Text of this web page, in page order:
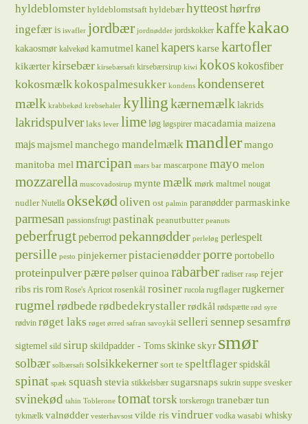
hyldeblomster hyldeblomstsaft hyldebær hytteosthørfrø
ingefær is isvafler jordbær jordnødder jordskokker kaffekakao
kakaosmør kalvekød kamutmel kanelkaperskarse kartofler
kikærterkirsebær kirsebærsaft kirsebærsirup kiwi kokoskokosfiber
kokosmælkkokospalmesukker kondens kondenseret
mælk krabbekød krebsehaler kylling kærnemælk lakrids
lakridspulver laks lever lime løg løgspirer macadamia maizena
majsmajsmel manchego mandelmælkmandler mango
manitoba mel marcipan mars bar mascarpone mayo melon
mozzarella muscovadosirup mynte mælk mørk maltmel nougat
nudler Nutella oksekødoliven ost palmin paranødder parmaskinke
parmesan passionsfrugt pastinak peanutbutter peanuts
peberfrugtpeberrodpekannødder perleløg perlespelt
persille pesto pinjekerner pistacienødderporre portobello
proteinpulverpære pølser quinoa rabarber radiser rasp rejer
ribs risrom Rose's Apricot rosenkål rosiner rucola rugflager rugkerner
rugmel rødbederødbedekrystallerrødkål rødspætte rød syre
rødvin røget laks røget ørred safran savoykål sellerisennepsesamfrø
sigtemel sild sirup skildpadder - Toms skinke skyr smør
solbær solbærsaft solsikkekerner sort te speltflager spidskål
spinat spæk squash stevia stikkelsbær sugarsnaps sukrin suppe svesker
svinekød tahin Toblerone tomattorsk torskerogn tranebærtun
tykmælk valnødder vesterhavsost vilde ris vindruer vodka wasabi whisky